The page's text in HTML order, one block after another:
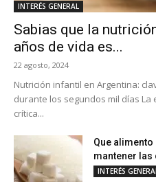
INTERÉS GENERAL
Sabias que la
años de vida es...
22 agosto, 2024
Nutrición infantil en Argentina:
durante los segundos mil días La
crítica...
Que alimento
mantener las
INTERÉS